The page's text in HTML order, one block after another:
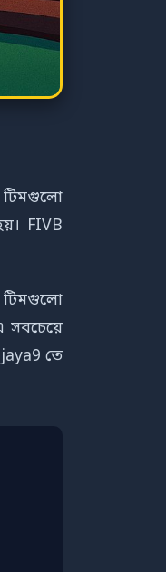
টিমগুলো
FIVB
টিমগুলো
সবচেয়ে
jaya9 তে